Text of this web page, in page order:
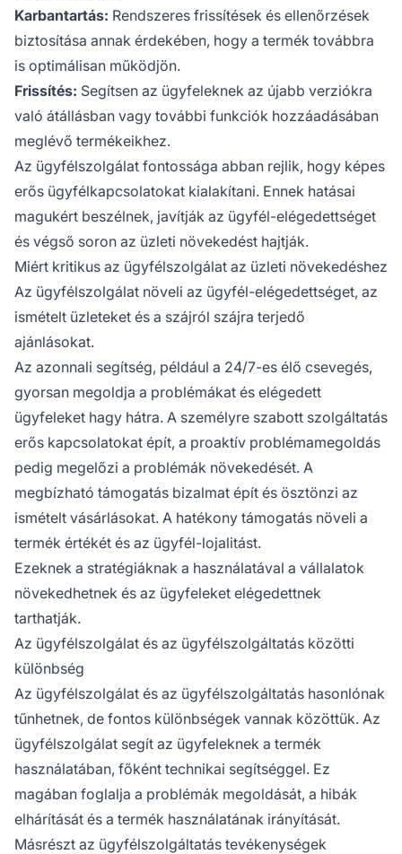
Karbantartás: Rendszeres frissítések és ellenőrzések
biztosítása annak érdekében, hogy a termék továbbra
is optimálisan működjön.
Frissítés: Segítsen az ügyfeleknek az újabb verziókra
való átállásban vagy további funkciók hozzáadásában
meglévő termékeikhez.
Az ügyfélszolgálat fontossága abban rejlik, hogy képes
erős ügyfélkapcsolatokat kialakítani. Ennek hatásai
magukért beszélnek, javítják az ügyfél-elégedettséget
és végső soron az üzleti növekedést hajtják.
Miért kritikus az ügyfélszolgálat az üzleti növekedéshez
Az ügyfélszolgálat növeli az ügyfél-elégedettséget, az
ismételt üzleteket és a szájról szájra terjedő
ajánlásokat.
Az azonnali segítség, például a 24/7-es élő csevegés,
gyorsan megoldja a problémákat és elégedett
ügyfeleket hagy hátra. A személyre szabott szolgáltatás
erős kapcsolatokat épít, a proaktív problémamegoldás
pedig megelőzi a problémák növekedését. A
megbízható támogatás bizalmat épít és ösztönzi az
ismételt vásárlásokat. A hatékony támogatás növeli a
termék értékét és az ügyfél-lojalitást.
Ezeknek a stratégiáknak a használatával a vállalatok
növekedhetnek és az ügyfeleket elégedettnek
tarthatják.
Az ügyfélszolgálat és az ügyfélszolgáltatás közötti
különbség
Az ügyfélszolgálat és az ügyfélszolgáltatás hasonlónak
tűnhetnek, de fontos különbségek vannak közöttük. Az
ügyfélszolgálat segít az ügyfeleknek a termék
használatában, főként technikai segítséggel. Ez
magában foglalja a problémák megoldását, a hibák
elhárítását és a termék használatának irányítását.
Másrészt az ügyfélszolgáltatás tevékenységek